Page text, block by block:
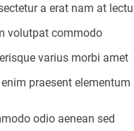
a erat nam at
volutpat commodo
varius morbi amet
praesent elementum
odio aenean sed